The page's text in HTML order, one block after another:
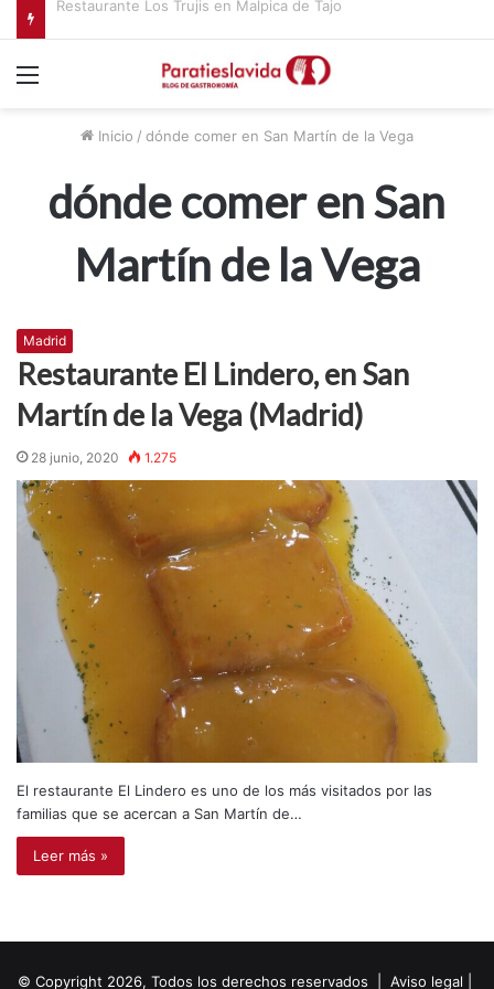
Inicio / dónde comer en San Martín de la Vega
dónde comer en San
Martín de la Vega
Madrid
Restaurante El Lindero, en San
Martín de la Vega (Madrid)
28 junio, 2020 1.275
El restaurante El Lindero es uno de los más visitados por las
familias que se acercan a San Martín de…
Leer más »
© Copyright 2026, Todos los derechos reservados | Aviso legal